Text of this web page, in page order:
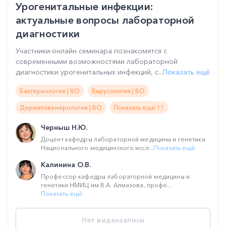
Урогенитальные инфекции:
актуальные вопросы лабораторной
диагностики
Участники-онлайн семинара познакомятся с
современными возможностями лабораторной
диагностики урогенитальных инфекций, с...Показать ещё
Бактериология | ВО Вирусология | ВО
Дерматовенерология | ВО Показать ещё 11
Черныш Н.Ю.
Доцент кафедры лабораторной медицины и генетики
Национального медицинского иссл...Показать ещё
Калинина О.В.
Профессор кафедры лабораторной медицины и
генетики НМИЦ им В.А. Алмазова, профе...
Показать ещё
Нет видеозаписи